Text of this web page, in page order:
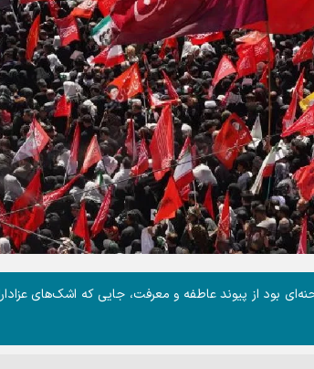
بود از پیوند عاطفه و معرفت، جایی که اشک‌های